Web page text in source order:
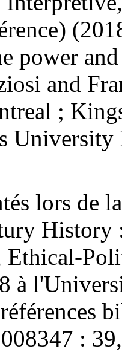
power
and
;
lors de
History
Ethical-
à
: